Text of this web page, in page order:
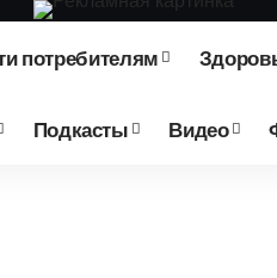
потребителям
Подкасты Видео